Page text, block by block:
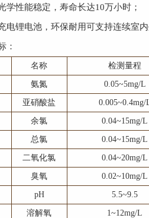
性能稳定，寿命长达10万小时；
锂电池，环保耐用可支持连续室内
：
名称 检测量程
氨氮 0.05~5mg/L
亚硝酸盐 0.005~0.4mg/
余氯 0.04~15mg/L
总氯 0.04~15mg/L
二氧化氯 0.04~20mg/L
臭氧 0.02~10mg/L
pH 5.5~9.5
溶解氧 1~12mg/L